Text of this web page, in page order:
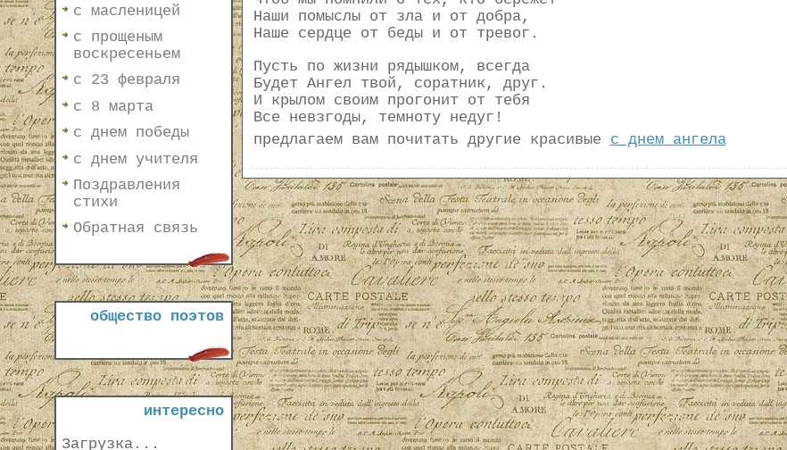
с масленицей
с прощеным
воскресеньем
с 23 февраля
с 8 марта
с днем победы
с днем учителя
Поздравления
стихи
Обратная связь
общество поэтов
интересно
Загрузка...
Наши помыслы от зла и от добра,
Наше сердце от беды и от тревог.
Пусть по жизни рядышком, всегда
Будет Ангел твой, соратник, друг.
И крылом своим прогонит от тебя
Все невзгоды, темноту недуг!
предлагаем вам почитать другие красивые с днем ангела